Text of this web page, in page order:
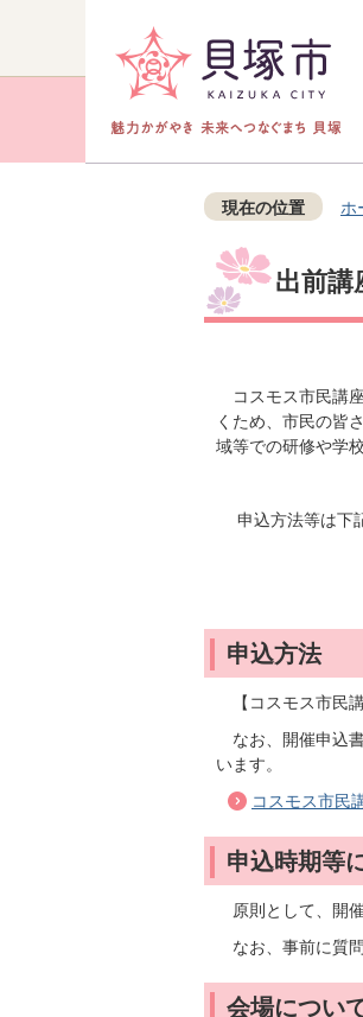
現在の位置 ホ
出前講
コスモス市民講
くため、市民の皆
域等での研修や学
申込方法等は下
申込方法
【コスモス市民
なお、開催申込
います。
コスモス市民
申込時期等
原則として、開
なお、事前に質
会場につい